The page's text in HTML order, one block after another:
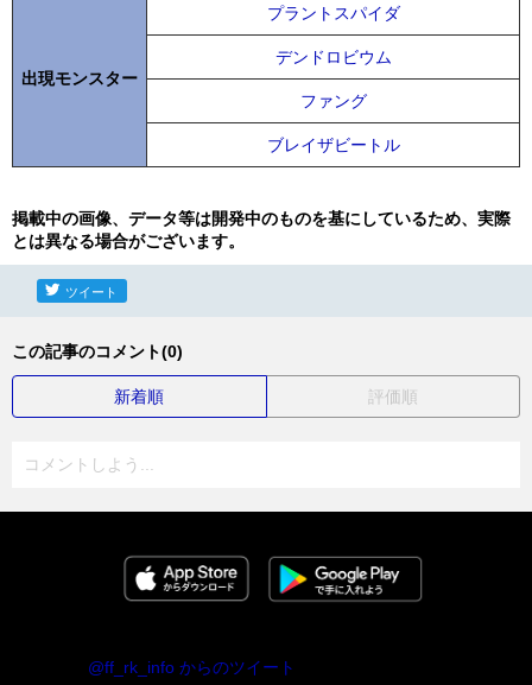
出現モンスター
プラントスパイダ
デンドロビウム
ファング
ブレイザビートル
掲載中の画像、データ等は開発中のものを基にしているため、実際
とは異なる場合がございます。
ツイート
この記事のコメント(0)
新着順 評価順
コメントしよう...
@ff_rk_info からのツイート